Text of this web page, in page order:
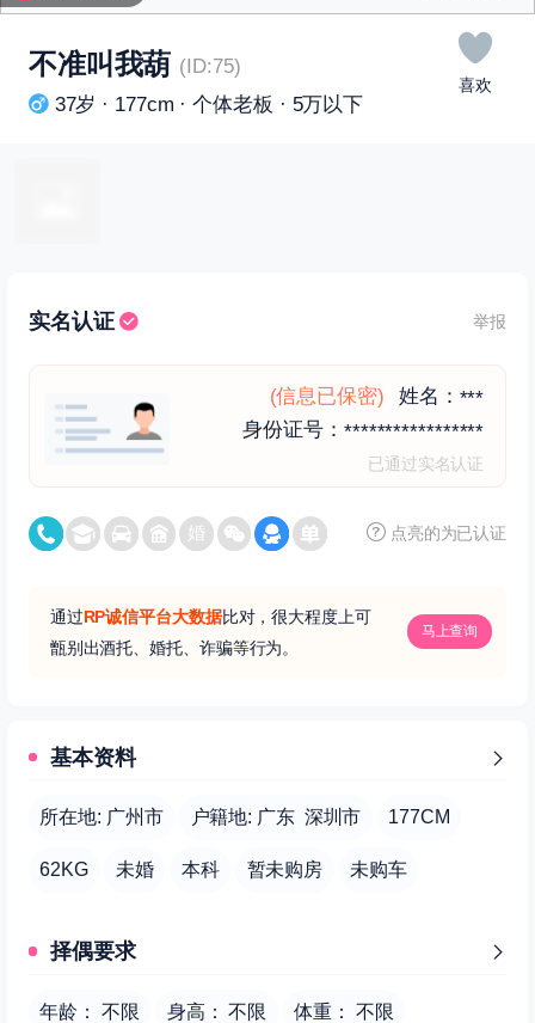
不准叫我葫 (ID:75)
37岁 · 177cm · 个体老板 · 5万以下
喜欢
实名认证 举报
(信息已保密) 姓名： ***
身份证号： *****************
已通过实名认证
点亮的为已认证
通过RP诚信平台大数据比对，很大程度上可
甑别出酒托、婚托、诈骗等行为。
马上查询
基本资料
所在地: 广州市 户籍地: 广东 深圳市 177CM
62KG 未婚 本科 暂未购房 未购车
择偶要求
年龄： 不限 身高： 不限 体重： 不限